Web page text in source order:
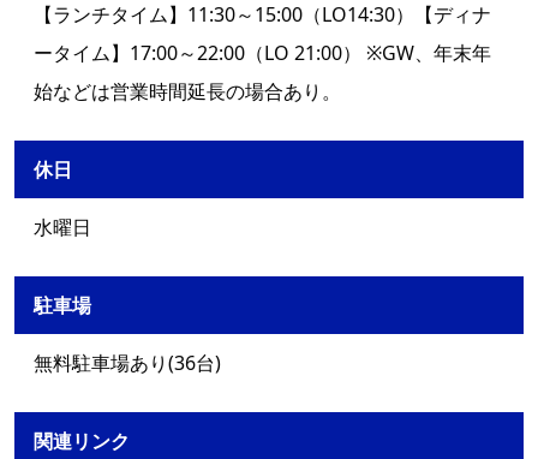
【ランチタイム】11:30～15:00（LO14:30）【ディナ
ータイム】17:00～22:00（LO 21:00） ※GW、年末年
始などは営業時間延長の場合あり。
休日
水曜日
駐車場
無料駐車場あり(36台)
関連リンク